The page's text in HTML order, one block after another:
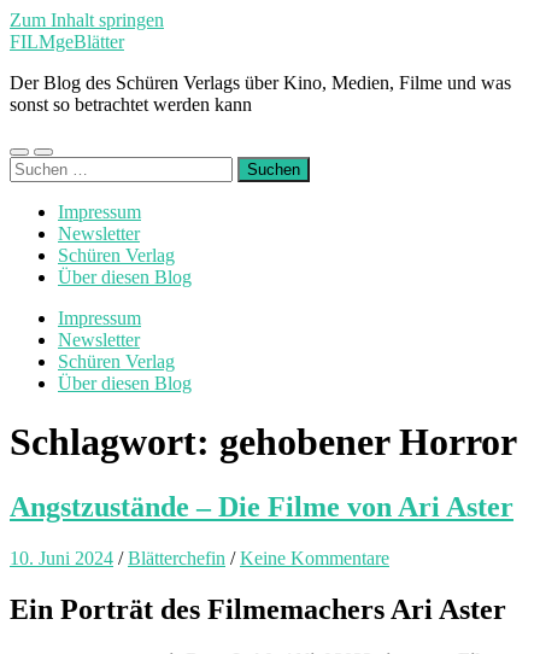
Zum Inhalt springen
FILMgeBlätter
Der Blog des Schüren Verlags über Kino, Medien, Filme und was
sonst so betrachtet werden kann
Mobile-
Menü
Suchfeld
ein-/ausblenden
Suchen
nach:
Impressum
Newsletter
Schüren Verlag
Über diesen Blog
Impressum
Newsletter
Schüren Verlag
Über diesen Blog
Schlagwort: gehobener Horror
Angstzustände – Die Filme von Ari Aster
10. Juni 2024 /Blätterchefin /Keine Kommentare
Ein Porträt des Filmemachers Ari Aster